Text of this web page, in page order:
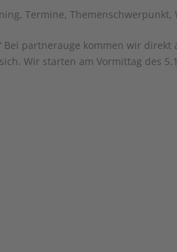
,Termine,Themenschwerpunkt,
partnerauge kommen wir direkt
Wir starten am Vormittag des